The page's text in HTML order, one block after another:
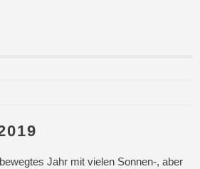
Jahr mit vielen Sonnen-, aber